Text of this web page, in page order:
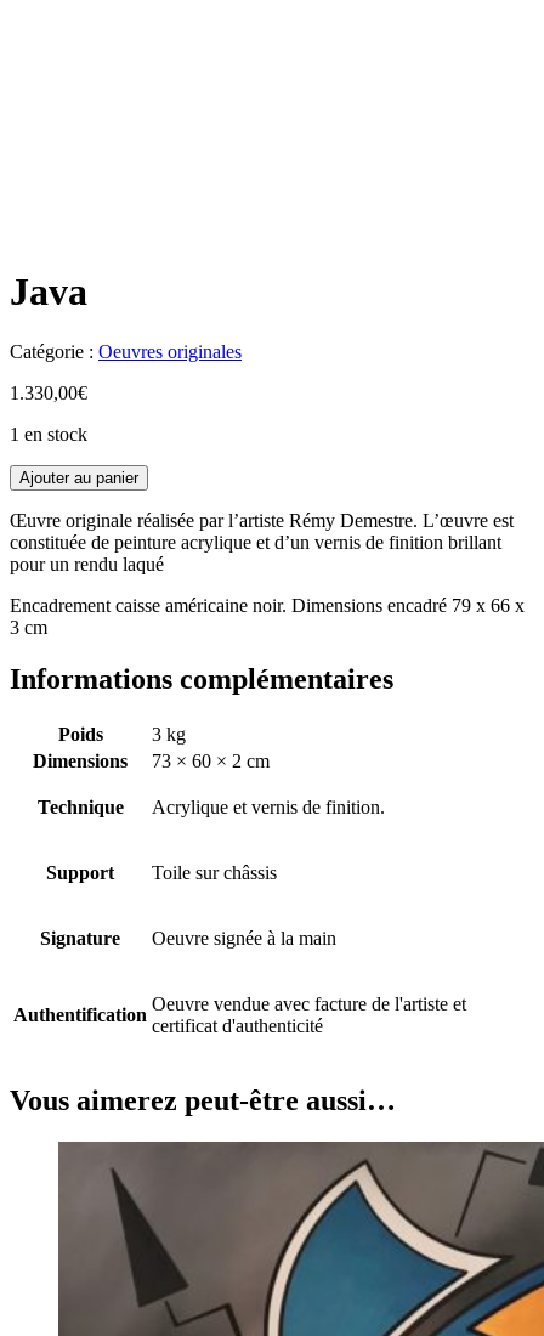
Java
Catégorie : Oeuvres originales
1.330,00€
1 en stock
Ajouter au panier
Œuvre originale réalisée par l’artiste Rémy Demestre. L’œuvre est
constituée de peinture acrylique et d’un vernis de finition brillant
pour un rendu laqué
Encadrement caisse américaine noir. Dimensions encadré 79 x 66 x
3 cm
Informations complémentaires
Poids
3 kg
Dimensions
73 × 60 × 2 cm
Technique Acrylique et vernis de finition.
Support Toile sur châssis
Signature Oeuvre signée à la main
Authentification
Oeuvre vendue avec facture de l'artiste et
certificat d'authenticité
Vous aimerez peut-être aussi…